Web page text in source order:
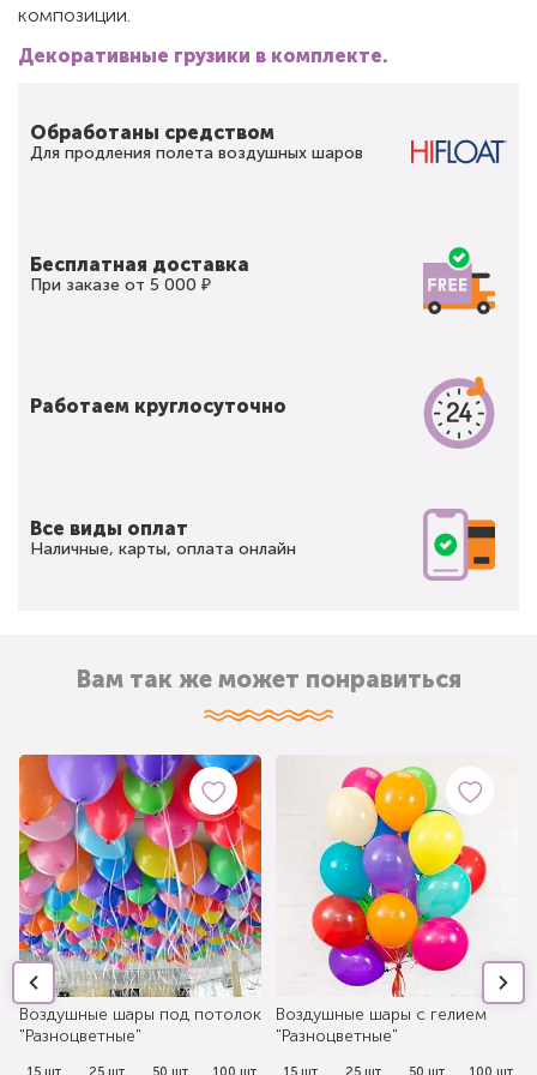
композиции.
Декоративные грузики в комплекте.
Обработаны средством
Для продления полета воздушных шаров
Бесплатная доставка
При заказе от 5 000 ₽
Работаем круглосуточно
Все виды оплат
Наличные, карты, оплата онлайн
Вам так же может понравиться
Воздушные шары под потолок
"Разноцветные"
Воздушные шары с гелием
"Разноцветные"